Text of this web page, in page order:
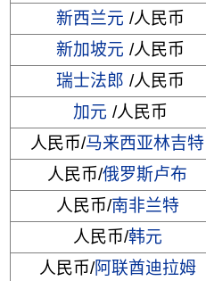
新西兰元 /人民币
新加坡元 /人民币
瑞士法郎 /人民币
加元 /人民币
人民币/马来西亚林吉特
人民币/俄罗斯卢布
人民币/南非兰特
人民币/韩元
人民币/阿联酋迪拉姆